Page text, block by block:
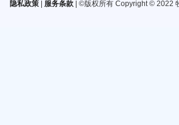
隐私政策| 服务条款| ©版权所有 Copyright © 2022